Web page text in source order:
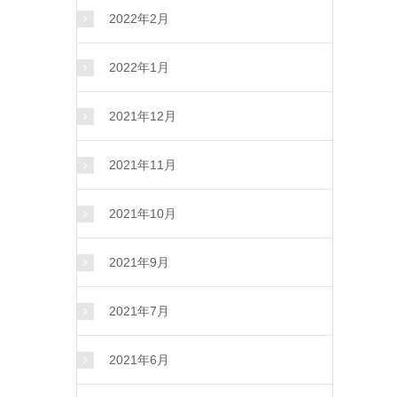
2022年2月
2022年1月
2021年12月
2021年11月
2021年10月
2021年9月
2021年7月
2021年6月